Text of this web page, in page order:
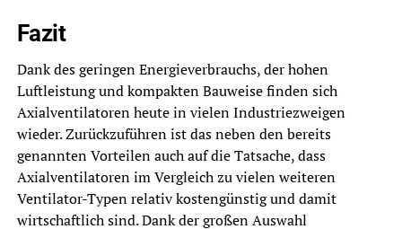
Fazit
Dank des geringen Energieverbrauchs, der hohen
Luftleistung und kompakten Bauweise finden sich
Axialventilatoren heute in vielen Industriezweigen
wieder. Zurückzuführen ist das neben den bereits
genannten Vorteilen auch auf die Tatsache, dass
Axialventilatoren im Vergleich zu vielen weiteren
Ventilator-Typen relativ kostengünstig und damit
wirtschaftlich sind. Dank der großen Auswahl